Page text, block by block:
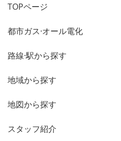
TOPページ
都市ガス·オール電化
路線·駅から探す
地域から探す
地図から探す
スタッフ紹介